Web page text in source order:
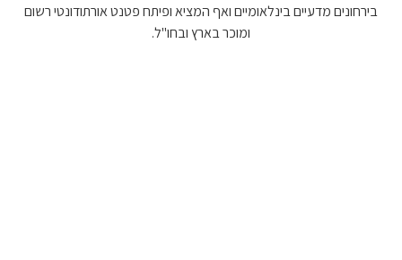
בירחונים מדעיים בינלאומיים ואף המציא ופיתח פטנט אורתודונטי רשום
ומוכר בארץ ובחו"ל.